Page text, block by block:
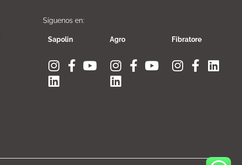
Síguenos en:
Sapolin Agro Fibratore